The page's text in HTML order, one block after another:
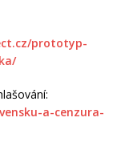
prototyp-
a-cenzura-